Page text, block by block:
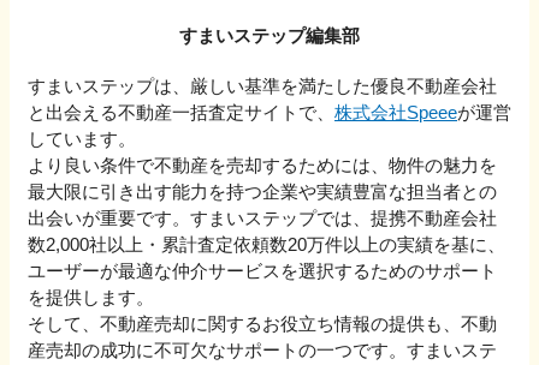
すまいステップ編集部
すまいステップは、厳しい基準を満たした優良不動産会社
と出会える不動産一括査定サイトで、 株式会社Speeeが運営
しています。
より良い条件で不動産を売却するためには、物件の魅力を
最大限に引き出す能力を持つ企業や実績豊富な担当者との
出会いが重要です。すまいステップでは、提携不動産会社
数2,000社以上・累計査定依頼数20万件以上の実績を基に、
ユーザーが最適な仲介サービスを選択するためのサポート
を提供します。
そして、不動産売却に関するお役立ち情報の提供も、不動
産売却の成功に不可欠なサポートの一つです。すまいステ